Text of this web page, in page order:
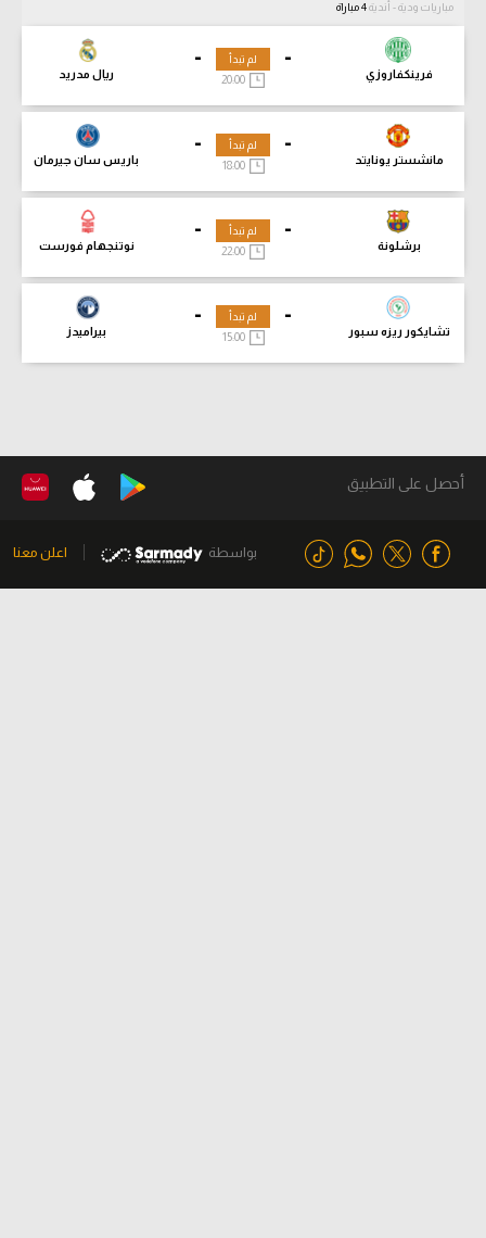
مباريات ودية - أندية
-
فرينكفاروزي
-
ريال مدريد
لم تبدأ
-
مانشستر يونايتد
-
باريس سان جيرمان
لم تبدأ
18:00
-
برشلونة
-
نوتنجهام فورست
لم تبدأ
-
تشايكور ريزه سبور
-
بيراميدز
لم تبدأ
15:00
أحصل على التطبيق
بواسطة اعلن معنا